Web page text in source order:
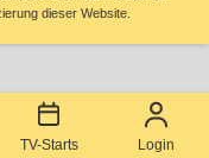
TV-Starts Login
dieser Website.